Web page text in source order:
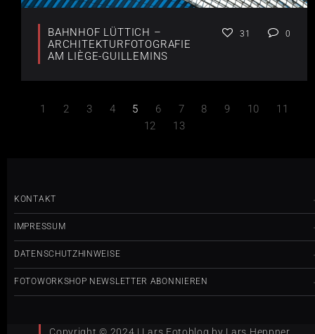
BAHNHOF LÜTTICH –
ARCHITEKTURFOTOGRAFIE
AM LIÈGE-GUILLEMINS
31 0
1 2 3 4 5 6 7 8 9 10
11
12
13
KONTAKT
IMPRESSUM
DATENSCHUTZHINWEISE
FOTOWORKSHOP NEWSLETTER ABONNIEREN